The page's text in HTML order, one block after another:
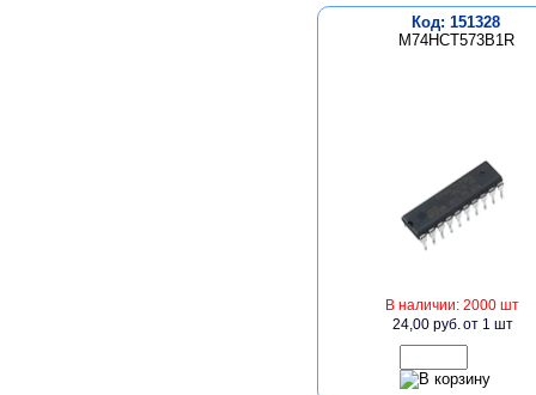
Код: 151328
M74HCT573B1R
В наличии: 2000 шт
24,00 руб.от 1 шт